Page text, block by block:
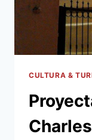
CULTURA &